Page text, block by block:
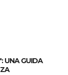
UNA GUIDA